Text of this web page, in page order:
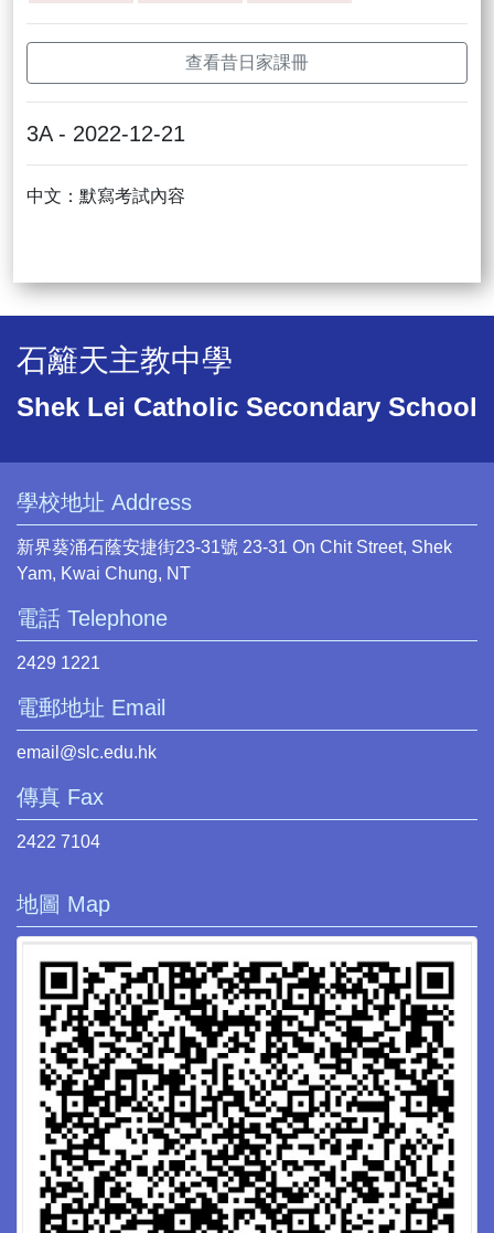
查看昔日家課冊
3A - 2022-12-21
中文：默寫考試內容
石籬天主教中學
Shek Lei Catholic Secondary School
學校地址 Address
新界葵涌石蔭安捷街23-31號 23-31 On Chit Street, Shek
Yam, Kwai Chung, NT
電話 Telephone
2429 1221
電郵地址 Email
email@slc.edu.hk
傳真 Fax
2422 7104
地圖 Map